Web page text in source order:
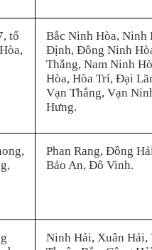
tổ
Bắc Ninh Hòa, Ninh
Định, Đông Ninh
Thắng, Nam Ninh
Hòa, Hòa Trí, Đại
Vạn Thắng, Vạn
Hưng.
Phan Rang, Đông
Bảo An, Đô Vinh.
Ninh Hải, Xuân Hải,